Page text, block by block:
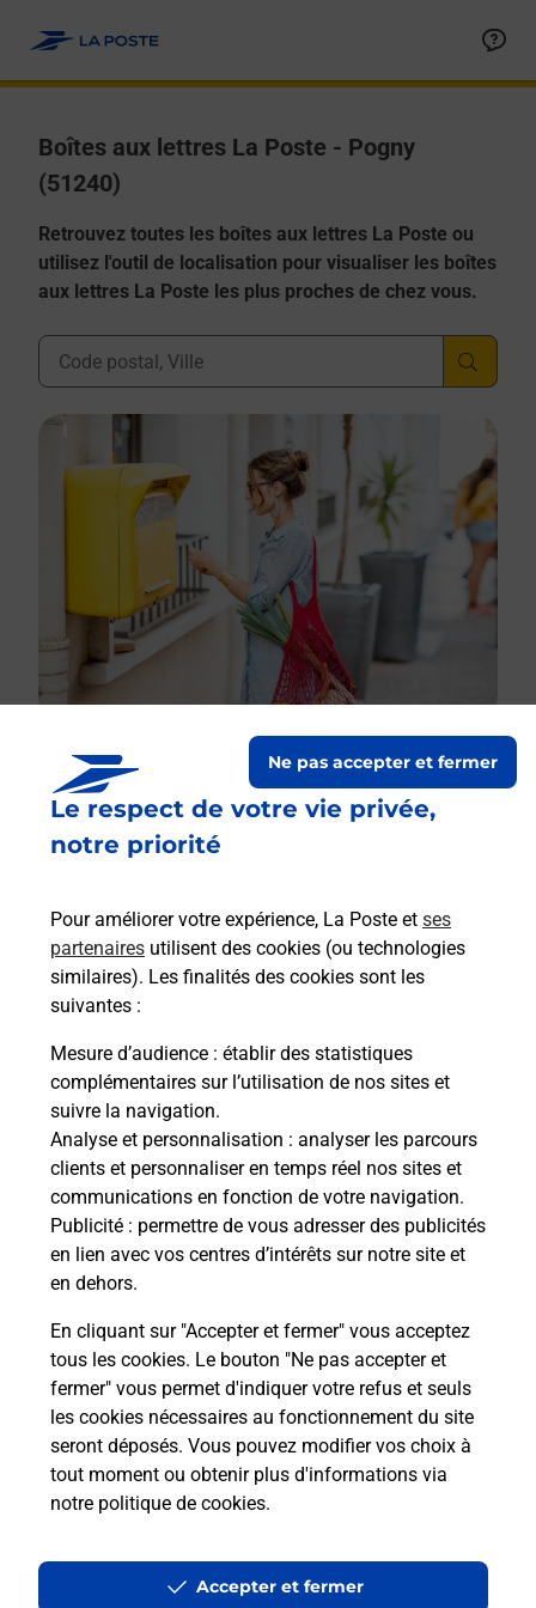
Le respect de votre vie privée,
notre priorité
Pour améliorer votre expérience, La Poste et ses
partenaires utilisent des cookies (ou technologies
similaires). Les finalités des cookies sont les
suivantes :
Mesure d’audience : établir des statistiques
complémentaires sur l’utilisation de nos sites et
suivre la navigation.
Analyse et personnalisation : analyser les parcours
clients et personnaliser en temps réel nos sites et
communications en fonction de votre navigation.
Publicité : permettre de vous adresser des publicités
en lien avec vos centres d’intérêts sur notre site et
en dehors.
En cliquant sur "Accepter et fermer" vous acceptez
tous les cookies. Le bouton "Ne pas accepter et
fermer" vous permet d'indiquer votre refus et seuls
les cookies nécessaires au fonctionnement du site
seront déposés. Vous pouvez modifier vos choix à
tout moment ou obtenir plus d'informations via
notre politique de cookies.
Ne pas accepter et fermer
Accepter et fermer
Boîtes aux lettres La Poste - Pogny
(51240)
Retrouvez toutes les boîtes aux lettres La Poste ou
utilisez l'outil de localisation pour visualiser les boîtes
aux lettres La Poste les plus proches de chez vous.
Ville, Département, Code Postal
Boîte aux lettres La Poste
7 Rue Charles Lemaire
51240 Pogny
Le lien s'ouvre dans un nouvel onglet
Boîte aux lettres La Poste
Prochaine collecte du courrierlundià 09h00
56 Route Des Crayeres
51240 Pogny
Le lien s'ouvre dans un nouvel onglet
Localiser Liste Boîtes aux lettres Marne Pogny
Accessibilité : partiellement conforme